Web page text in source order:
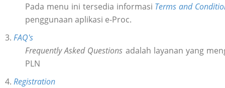
Pada menu ini tersedia informasi Terms and
penggunaan aplikasi e-Proc.
3. FAQ's
Frequently Asked Questions adalah layanan yang
PLN
4. Registration